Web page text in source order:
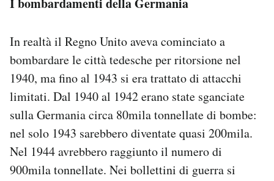
In realtà il Regno Unito aveva cominciato a
bombardare le città tedesche per ritorsione nel
1940, ma fino al 1943 si era trattato di attacchi
limitati. Dal 1940 al 1942 erano state sganciate
sulla Germania circa 80mila tonnellate di bombe:
nel solo 1943 sarebbero diventate quasi 200mila.
Nel 1944 avrebbero raggiunto il numero di
900mila tonnellate. Nei bollettini di guerra si